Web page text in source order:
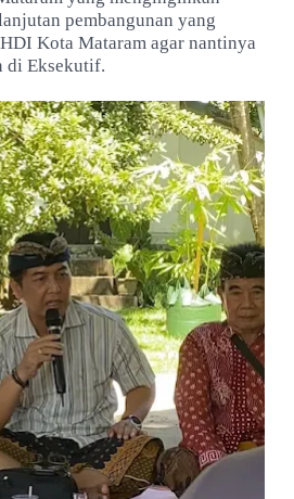
pembangunan yang
Kota Mataram agar nantinya
di Eksekutif.